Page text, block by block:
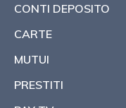
CONTI DEPOSITO
CARTE
MUTUI
PRESTITI